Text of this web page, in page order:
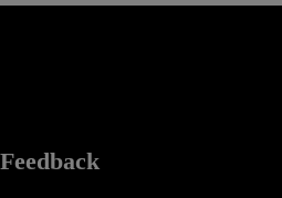
Feedback